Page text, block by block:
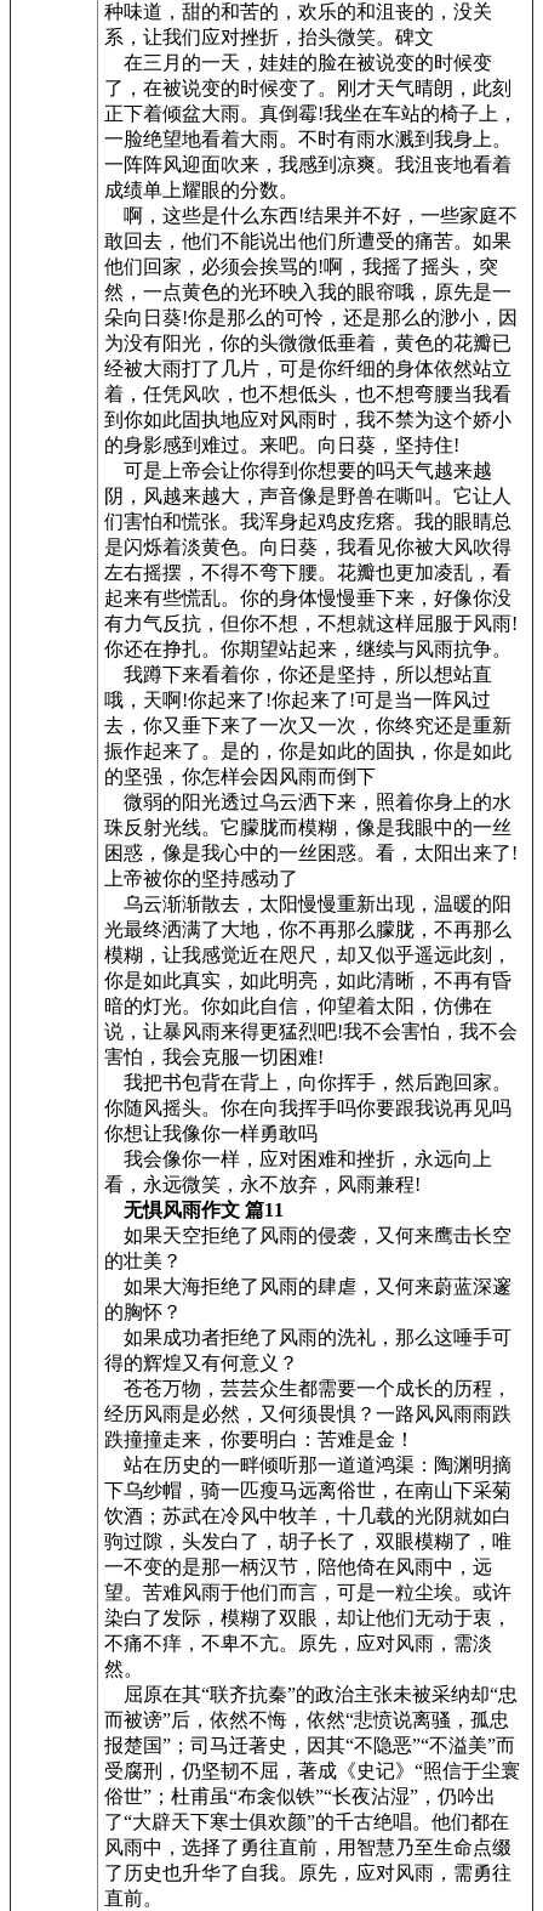
种味道，甜的和苦的，欢乐的和沮丧的，没关
系，让我们应对挫折，抬头微笑。碑文
在三月的一天，娃娃的脸在被说变的时候变
了，在被说变的时候变了。刚才天气晴朗，此刻
正下着倾盆大雨。真倒霉!我坐在车站的椅子上，
一脸绝望地看着大雨。不时有雨水溅到我身上。
一阵阵风迎面吹来，我感到凉爽。我沮丧地看着
成绩单上耀眼的分数。
啊，这些是什么东西!结果并不好，一些家庭不
敢回去，他们不能说出他们所遭受的痛苦。如果
他们回家，必须会挨骂的!啊，我摇了摇头，突
然，一点黄色的光环映入我的眼帘哦，原先是一
朵向日葵!你是那么的可怜，还是那么的渺小，因
为没有阳光，你的头微微低垂着，黄色的花瓣已
经被大雨打了几片，可是你纤细的身体依然站立
着，任凭风吹，也不想低头，也不想弯腰当我看
到你如此固执地应对风雨时，我不禁为这个娇小
的身影感到难过。来吧。向日葵，坚持住!
可是上帝会让你得到你想要的吗天气越来越
阴，风越来越大，声音像是野兽在嘶叫。它让人
们害怕和慌张。我浑身起鸡皮疙瘩。我的眼睛总
是闪烁着淡黄色。向日葵，我看见你被大风吹得
左右摇摆，不得不弯下腰。花瓣也更加凌乱，看
起来有些慌乱。你的身体慢慢垂下来，好像你没
有力气反抗，但你不想，不想就这样屈服于风雨!
你还在挣扎。你期望站起来，继续与风雨抗争。
我蹲下来看着你，你还是坚持，所以想站直
哦，天啊!你起来了!你起来了!可是当一阵风过
去，你又垂下来了一次又一次，你终究还是重新
振作起来了。是的，你是如此的固执，你是如此
的坚强，你怎样会因风雨而倒下
微弱的阳光透过乌云洒下来，照着你身上的水
珠反射光线。它朦胧而模糊，像是我眼中的一丝
困惑，像是我心中的一丝困惑。看，太阳出来了!
上帝被你的坚持感动了
乌云渐渐散去，太阳慢慢重新出现，温暖的阳
光最终洒满了大地，你不再那么朦胧，不再那么
模糊，让我感觉近在咫尺，却又似乎遥远此刻，
你是如此真实，如此明亮，如此清晰，不再有昏
暗的灯光。你如此自信，仰望着太阳，仿佛在
说，让暴风雨来得更猛烈吧!我不会害怕，我不会
害怕，我会克服一切困难!
我把书包背在背上，向你挥手，然后跑回家。
你随风摇头。你在向我挥手吗你要跟我说再见吗
你想让我像你一样勇敢吗
我会像你一样，应对困难和挫折，永远向上
看，永远微笑，永不放弃，风雨兼程!
无惧风雨作文 篇11
如果天空拒绝了风雨的侵袭，又何来鹰击长空
的壮美？
如果大海拒绝了风雨的肆虐，又何来蔚蓝深邃
的胸怀？
如果成功者拒绝了风雨的洗礼，那么这唾手可
得的辉煌又有何意义？
苍苍万物，芸芸众生都需要一个成长的历程，
经历风雨是必然，又何须畏惧？一路风风雨雨跌
跌撞撞走来，你要明白：苦难是金！
站在历史的一畔倾听那一道道鸿渠：陶渊明摘
下乌纱帽，骑一匹瘦马远离俗世，在南山下采菊
饮酒；苏武在冷风中牧羊，十几载的光阴就如白
驹过隙，头发白了，胡子长了，双眼模糊了，唯
一不变的是那一柄汉节，陪他倚在风雨中，远
望。苦难风雨于他们而言，可是一粒尘埃。或许
染白了发际，模糊了双眼，却让他们无动于衷，
不痛不痒，不卑不亢。原先，应对风雨，需淡
然。
屈原在其“联齐抗秦”的政治主张未被采纳却“忠
而被谤”后，依然不悔，依然“悲愤说离骚，孤忠
报楚国”；司马迁著史，因其“不隐恶”“不溢美”而
受腐刑，仍坚韧不屈，著成《史记》“照信于尘寰
俗世”；杜甫虽“布衾似铁”“长夜沾湿”，仍吟出
了“大辟天下寒士俱欢颜”的千古绝唱。他们都在
风雨中，选择了勇往直前，用智慧乃至生命点缀
了历史也升华了自我。原先，应对风雨，需勇往
直前。